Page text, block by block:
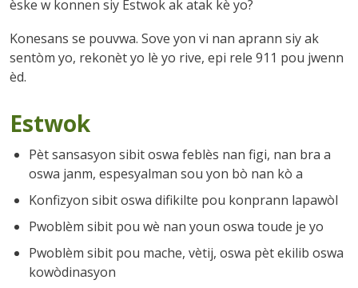
èske w konnen siy Estwok ak atak kè yo?
Konesans se pouvwa. Sove yon vi nan aprann siy ak
sentòm yo, rekonèt yo lè yo rive, epi rele 911 pou jwenn
èd.
Estwok
Pèt sansasyon sibit oswa feblès nan figi, nan bra a
oswa janm, espesyalman sou yon bò nan kò a
Konfizyon sibit oswa difikilte pou konprann lapawòl
Pwoblèm sibit pou wè nan youn oswa toude je yo
Pwoblèm sibit pou mache, vètij, oswa pèt ekilib oswa
kowòdinasyon